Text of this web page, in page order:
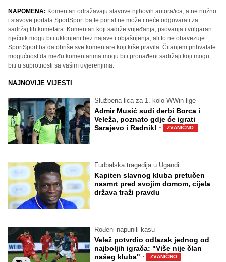
NAPOMENA: Komentari odražavaju stavove njihovih autora/ica, a ne nužno
i stavove portala SportSport.ba te portal ne može i neće odgovarati za
sadržaj tih kometara. Komentari koji sadrže vrijeđanja, psovanja i vulgaran
riječnik mogu biti uklonjeni bez najave i objašnjenja, ali to ne obavezuje
SportSport.ba da obriše sve komentare koji krše pravila. Čitanjem prihvatate
mogućnost da među komentarima mogu biti pronađeni sadržaji koji mogu
biti u suprotnosti sa vašim uvjerenjima.
NAJNOVIJE VIJESTI
Službena lica za 1. kolo WWin lige
Admir Musić sudi derbi Borca i
Veleža, poznato gdje će igrati
Sarajevo i Radnik! · ZVANIČNO
Fudbalska tragedija u Ugandi
Kapiten slavnog kluba pretučen
nasmrt pred svojim domom, cijela
država traži pravdu
Rođeni napunili kasu
Velež potvrdio odlazak jednog od
najboljih igrača: "Više nije član
našeg kluba" · ZVANIČNO